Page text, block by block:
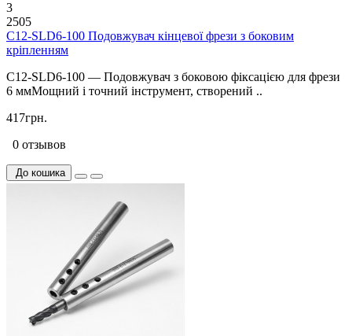
3
2505
C12-SLD6-100 Подовжувач кінцевої фрези з боковим
кріпленням
C12-SLD6-100 — Подовжувач з боковою фіксацією для фрези
6 ммМощний і точний інструмент, створений ..
417грн.
0 отзывов
До кошика